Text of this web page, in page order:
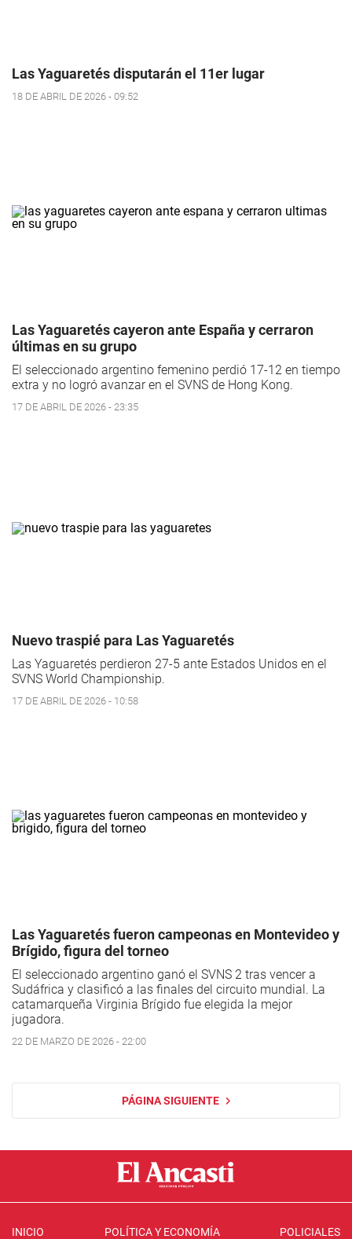
Las Yaguaretés disputarán el 11er lugar
18 DE ABRIL DE 2026 - 09:52
Las Yaguaretés cayeron ante España y cerraron
últimas en su grupo
El seleccionado argentino femenino perdió 17-12 en tiempo
extra y no logró avanzar en el SVNS de Hong Kong.
17 DE ABRIL DE 2026 - 23:35
Nuevo traspié para Las Yaguaretés
Las Yaguaretés perdieron 27-5 ante Estados Unidos en el
SVNS World Championship.
17 DE ABRIL DE 2026 - 10:58
Las Yaguaretés fueron campeonas en Montevideo y
Brígido, figura del torneo
El seleccionado argentino ganó el SVNS 2 tras vencer a
Sudáfrica y clasificó a las finales del circuito mundial. La
catamarqueña Virginia Brígido fue elegida la mejor
jugadora.
22 DE MARZO DE 2026 - 22:00
PÁGINA SIGUIENTE
INICIO POLÍTICA Y ECONOMÍA POLICIALES